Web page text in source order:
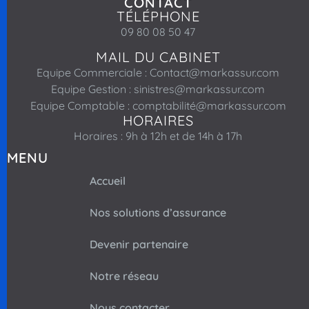
TÉLÉPHONE
09 80 08 50 47
MAIL DU CABINET
Equipe Commerciale : Contact@markassur.com
Equipe Gestion : sinistres@markassur.com
Equipe Comptable : comptabilité@markassur.com
HORAIRES
Horaires : 9h à 12h et de 14h à 17h
MENU
Accueil
Nos solutions d’assurance
Devenir partenaire
Notre réseau